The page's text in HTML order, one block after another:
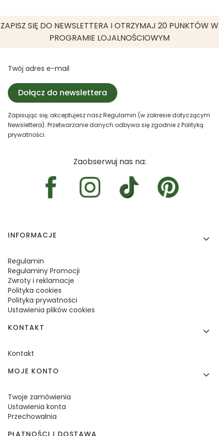
ZAPISZ SIĘ DO NEWSLETTERA I OTRZYMAJ 20 PUNKTÓW W
PROGRAMIE LOJALNOŚCIOWYM
Twój adres e-mail
Dołącz do newslettera
Zapisując się, akceptujesz nasz Regulamin (w zakresie dotyczącym
Newslettera). Przetwarzanie danych odbywa się zgodnie z Polityką
prywatności.
Zaobserwuj nas na:
Linki w stopce
INFORMACJE
Regulamin
Regulaminy Promocji
Zwroty i reklamacje
Polityka cookies
Polityka prywatności
Ustawienia plików cookies
KONTAKT
Kontakt
MOJE KONTO
Twoje zamówienia
Ustawienia konta
Przechowalnia
PŁATNOŚCI I DOSTAWA